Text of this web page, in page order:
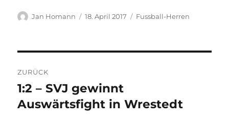
Autor
Jan Homann
Veröffentlicht
18. April 2017 Kategorien
Fussball-Herren
ZURÜCK
Vorheriger
Beitrag:
1:2 – SVJ gewinnt
Auswärtsfight in Wrestedt